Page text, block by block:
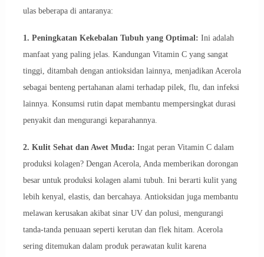
ulas beberapa di antaranya:
1. Peningkatan Kekebalan Tubuh yang Optimal: Ini adalah
manfaat yang paling jelas. Kandungan Vitamin C yang sangat
tinggi, ditambah dengan antioksidan lainnya, menjadikan Acerola
sebagai benteng pertahanan alami terhadap pilek, flu, dan infeksi
lainnya. Konsumsi rutin dapat membantu mempersingkat durasi
penyakit dan mengurangi keparahannya.
2. Kulit Sehat dan Awet Muda: Ingat peran Vitamin C dalam
produksi kolagen? Dengan Acerola, Anda memberikan dorongan
besar untuk produksi kolagen alami tubuh. Ini berarti kulit yang
lebih kenyal, elastis, dan bercahaya. Antioksidan juga membantu
melawan kerusakan akibat sinar UV dan polusi, mengurangi
tanda-tanda penuaan seperti kerutan dan flek hitam. Acerola
sering ditemukan dalam produk perawatan kulit karena